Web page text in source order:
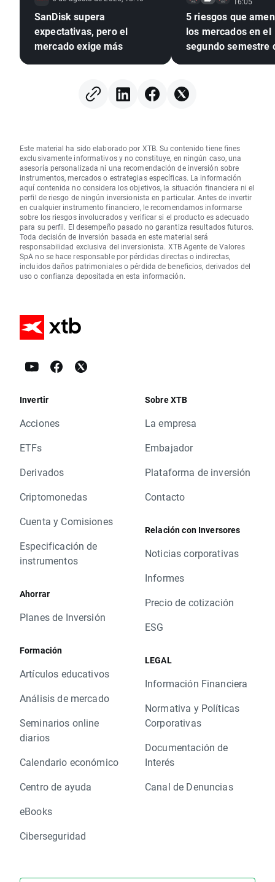
SanDisk supera
expectativas, pero el
mercado exige más
5 riesgos que
los mercados en el
segundo semestre
Este material ha sido elaborado por XTB. Su contenido tiene fines
exclusivamente informativos y no constituye, en ningún caso, una
asesoría personalizada ni una recomendación de inversión sobre
instrumentos, mercados o estrategias específicas. La información
aquí contenida no considera los objetivos, la situación financiera ni el
perfil de riesgo de ningún inversionista en particular. Antes de invertir
en cualquier instrumento financiero, le recomendamos informarse
sobre los riesgos involucrados y verificar si el producto es adecuado
para su perfil. El desempeño pasado no garantiza resultados futuros.
Toda decisión de inversión basada en este material será
responsabilidad exclusiva del inversionista. XTB Agente de Valores
SpA no se hace responsable por pérdidas directas o indirectas,
incluidos daños patrimoniales o pérdida de beneficios, derivados del
uso o confianza depositada en esta información.
Invertir
Acciones
ETFs
Derivados
Criptomonedas
Cuenta y Comisiones
Especificación de
instrumentos
Ahorrar
Planes de Inversión
Formación
Artículos educativos
Análisis de mercado
Seminarios online
diarios
Calendario económico
Centro de ayuda
eBooks
Ciberseguridad
Sobre XTB
La empresa
Embajador
Plataforma de inversión
Contacto
Relación con Inversores
Noticias corporativas
Informes
Precio de cotización
ESG
LEGAL
Información Financiera
Normativa y Políticas
Corporativas
Documentación de
Interés
Canal de Denuncias